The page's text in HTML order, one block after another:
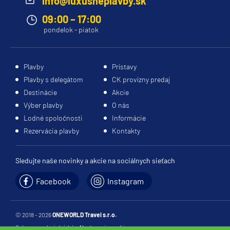
kajuty
výrazne
zážitok
plavby.
Prezrite
si
našu
ponuku
objavte,
vám
univerzite
v
Trieda:Nova
class
Sesterské
lode: Silver
Nova
Hybridný energetický systém využíva tri
zdroje
paliva:
články,
vybavenie
inšpirujte
svoju
ďalšiu
nezabudnuteľnú
plavbu.
09:00 – 17:00
pondelok - piatok
Plavby
Prístavy
Plavby s delegátom
CK provízny predaj
Destinácie
Akcie
Výber plavby
O nás
Lodné spoločnosti
Informácie
Rezervácia plavby
Kontakty
Sledujte naše novinky a akcie na sociálnych sieťach
Facebook Instagram
© 2018 - 2026ONEWORLD Travel s.r.o.
Ochrana osobných údajovNastavenia cookies